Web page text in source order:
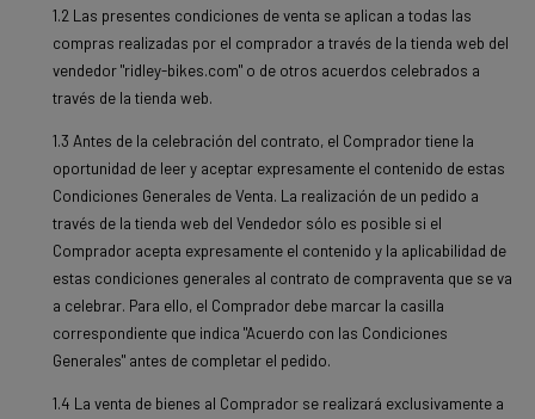
1.2 Las presentes condiciones de venta se aplican a todas las
compras realizadas por el comprador a través de la tienda web del
vendedor "ridley-bikes.com" o de otros acuerdos celebrados a
través de la tienda web.
1.3 Antes de la celebración del contrato, el Comprador tiene la
oportunidad de leer y aceptar expresamente el contenido de estas
Condiciones Generales de Venta. La realización de un pedido a
través de la tienda web del Vendedor sólo es posible si el
Comprador acepta expresamente el contenido y la aplicabilidad de
estas condiciones generales al contrato de compraventa que se va
a celebrar. Para ello, el Comprador debe marcar la casilla
correspondiente que indica "Acuerdo con las Condiciones
Generales" antes de completar el pedido.
1.4 La venta de bienes al Comprador se realizará exclusivamente a